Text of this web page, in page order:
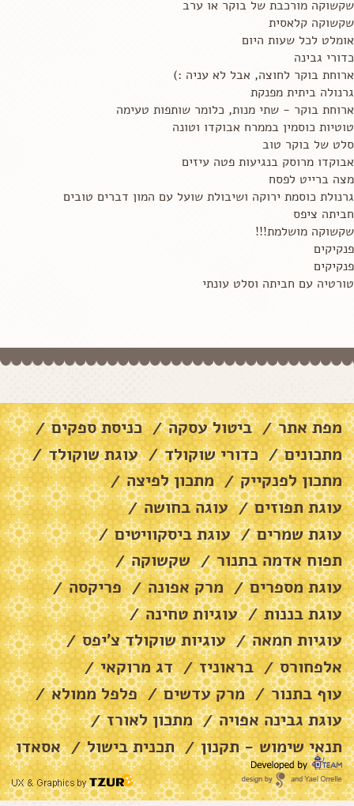
שקשוקה מורכבת של בוקר או ערב
שקשוקה קלאסית
אומלט לכל שעות היום
כדורי גבינה
ארוחת בוקר לחוצה, אבל לא עניה :)
גרנולה ביתית מפנקת
ארוחת בוקר - שתי מנות, כלומר שותפות טעימה
טוטיות כוסמין בממרח אבוקדו וטונה
סלט של בוקר טוב
אבוקדו מרוסק בנגיעות פטה עיזים
מצה ברייט לפסח
גרנולת כוסמת ירוקה ושיבולת שועל עם המון דברים טובים
חביתה ציפס
שקשוקה מושלמת!!!
פנקיקים
פנקיקים
טורטיה עם חביתה וסלט עונתי
מפת אתר / ביטול עסקה / כניסת ספקים /
מתכונים / כדורי שוקולד / עוגת שוקולד /
מתכון לפנקייק / מתכון לפיצה /
עוגת תפוזים / עוגה בחושה /
עוגת שמרים / עוגת ביסקוויטים /
תפוח אדמה בתנור / שקשוקה /
עוגת מספרים / מרק אפונה / פריקסה /
עוגת בננות / עוגיות טחינה /
עוגיות חמאה / עוגיות שוקולד צ׳יפס /
אלפחורס / בראוניז / דג מרוקאי /
עוף בתנור / מרק עדשים / פלפל ממולא /
עוגת גבינה אפויה / מתכון לאורז /
תנאי שימוש - תקנון / תכנית בישול / אסאדו